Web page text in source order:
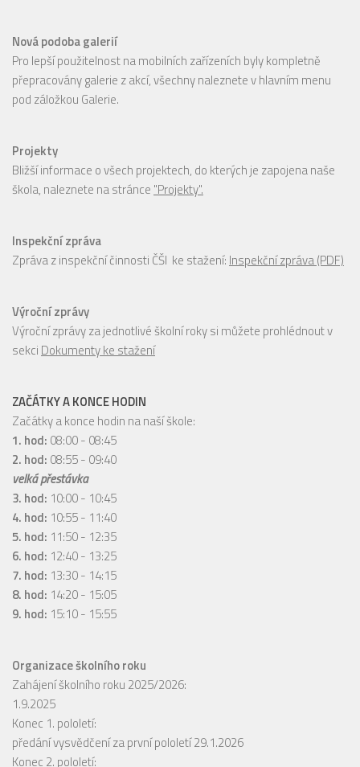
Nová podoba galerií
Pro lepší použitelnost na mobilních zařízeních byly kompletně
přepracovány galerie z akcí, všechny naleznete v hlavním menu
pod záložkou Galerie.
Projekty
Bližší informace o všech projektech, do kterých je zapojena naše
škola, naleznete na stránce "Projekty".
Inspekční zpráva
Zpráva z inspekční činnosti ČŠI ke stažení: Inspekční zpráva (PDF)
Výroční zprávy
Výroční zprávy za jednotlivé školní roky si můžete prohlédnout v
sekci Dokumenty ke stažení
ZAČÁTKY A KONCE HODIN
Začátky a konce hodin na naší škole:
1. hod: 08:00 - 08:45
2. hod: 08:55 - 09:40
velká přestávka
3. hod: 10:00 - 10:45
4. hod: 10:55 - 11:40
5. hod: 11:50 - 12:35
6. hod: 12:40 - 13:25
7. hod: 13:30 - 14:15
8. hod: 14:20 - 15:05
9. hod: 15:10 - 15:55
Organizace školního roku
Zahájení školního roku 2025/2026:
1.9.2025
Konec 1. pololetí:
předání vysvědčení za první pololetí 29.1.2026
Konec 2. pololetí: